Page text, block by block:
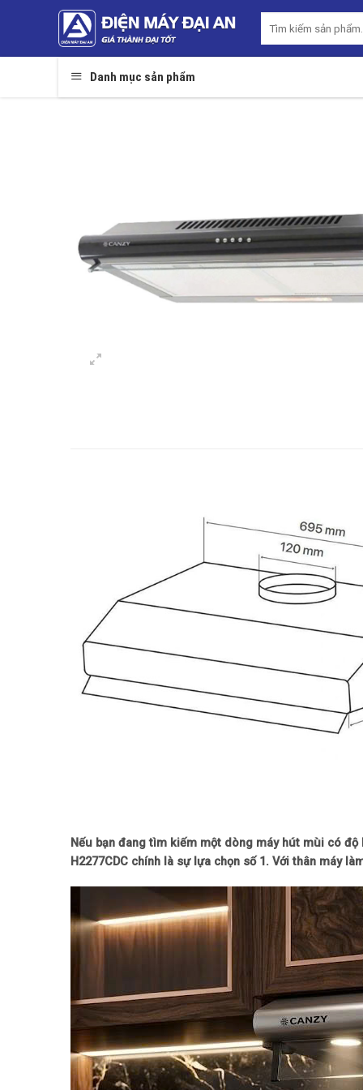
kiếm:
Danh mục sản phẩm
Nếu bạn đang tìm kiếm một dòng máy hút mùi có
H2277CDC chính là sự lựa chọn số 1. Với thân máy